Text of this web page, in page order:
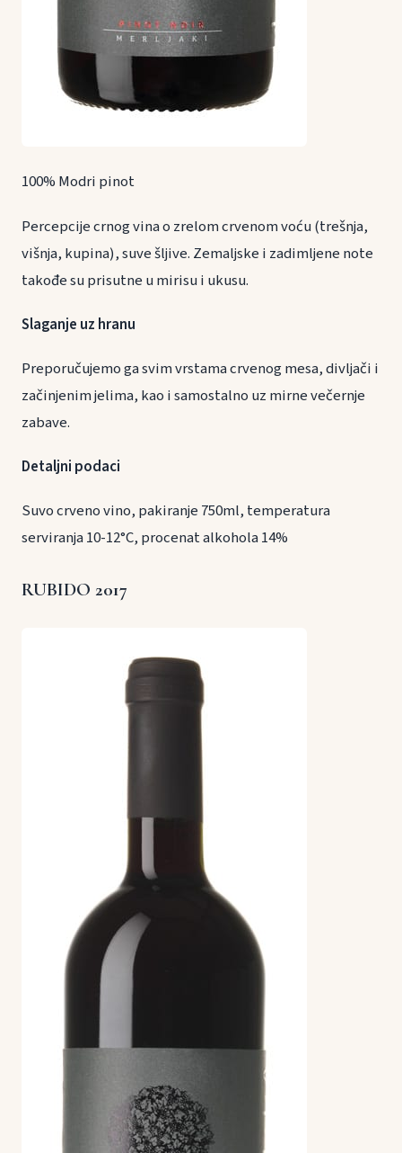
100% Modri pinot
Percepcije crnog vina o zrelom crvenom voću (trešnja,
višnja, kupina), suve šljive. Zemaljske i zadimljene note
takođe su prisutne u mirisu i ukusu.
Slaganje uz hranu
Preporučujemo ga svim vrstama crvenog mesa, divljači i
začinjenim jelima, kao i samostalno uz mirne večernje
zabave.
Detaljni podaci
Suvo crveno vino, pakiranje 750ml, temperatura
serviranja 10-12°C, procenat alkohola 14%
RUBIDO 2017